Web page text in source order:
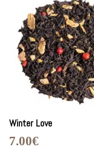
Winter Love
7.00€